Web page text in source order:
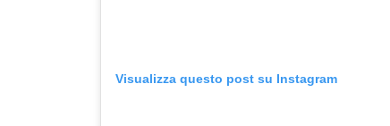
Visualizza questo post su Instagram